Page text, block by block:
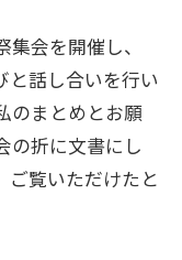
会を開催し、
と話し合いを行い
のまとめとお願
の折に文書にし
ご覧いただけたと